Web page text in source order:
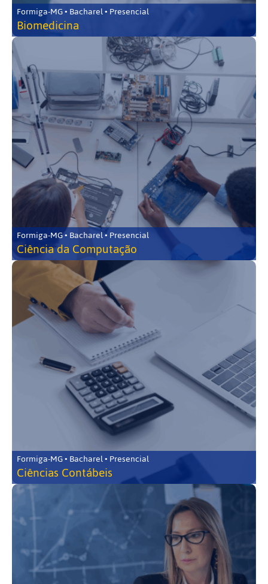
Formiga-MG • Bacharel • Presencial
Biomedicina
Formiga-MG • Bacharel • Presencial
Ciência da Computação
Formiga-MG • Bacharel • Presencial
Ciências Contábeis